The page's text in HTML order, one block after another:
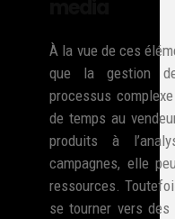
À la vue de ces
que la gestion
processus
de temps au
produits à
campagnes, elle
ressources.
se tourner vers